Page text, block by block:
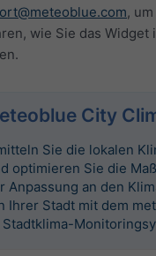
,
wie Sie das Widget
City
Sie die lokalen
optimieren Sie die
Anpassung an den
Ihrer Stadt mit dem
Stadtklima-